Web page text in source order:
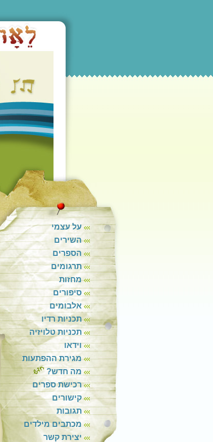
על עצמי
השירים
הספרים
תרגומים
מחזות
סיפורים
אלבומים
תכניות רדיו
תכניות טלויזיה
וידאו
מגירת ההפתעות
מה חדש?
רכישת ספרים
קישורים
תגובות
מכתבים מילדים
יצירת קשר